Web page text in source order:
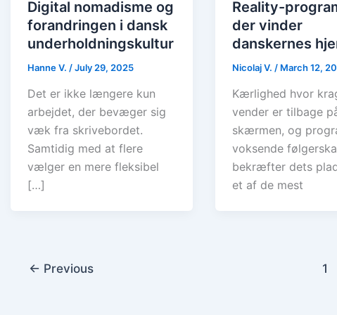
Digital nomadisme og
forandringen i dansk
underholdningskultur
Hanne V. /July 29, 2025
Det er ikke længere kun
arbejdet, der bevæger sig
væk fra skrivebordet.
Samtidig med at flere
vælger en mere fleksibel
[…]
Reality-
der vinder
danskernes
Nicolaj V. / March 12,
Kærlighed hvor
vender er tilbage
skærmen, og
voksende
bekræfter dets
et af de mest
← Previous 1